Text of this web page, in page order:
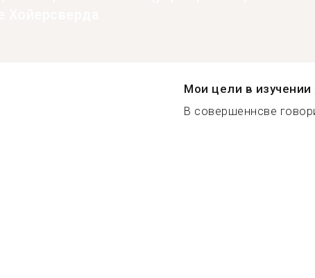
Мои цели в изучении
В совершеннсве